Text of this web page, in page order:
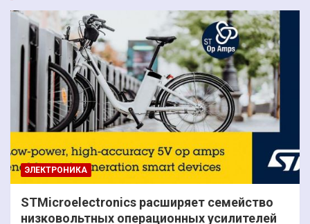
ЭЛЕКТРОНИКА
STMicroelectronics расширяет семейство
низковольтных операционных усилителей